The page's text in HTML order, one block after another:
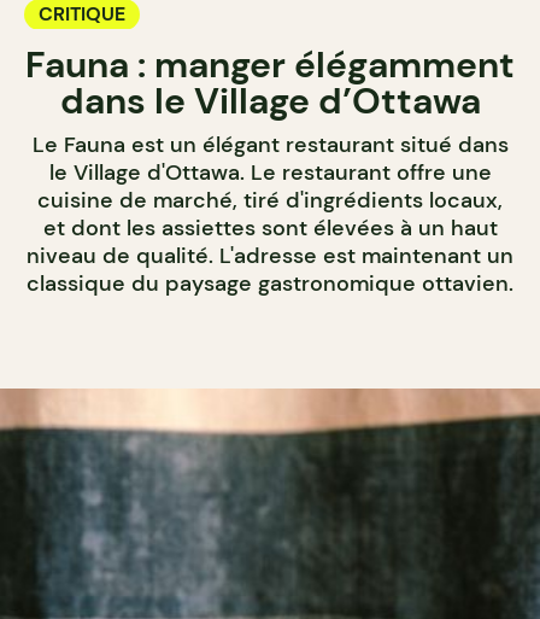
CRITIQUE
Fauna : manger élégamment
dans le Village d’Ottawa
Le Fauna est un élégant restaurant situé dans
le Village d'Ottawa. Le restaurant offre une
cuisine de marché, tiré d'ingrédients locaux,
et dont les assiettes sont élevées à un haut
niveau de qualité. L'adresse est maintenant un
classique du paysage gastronomique ottavien.